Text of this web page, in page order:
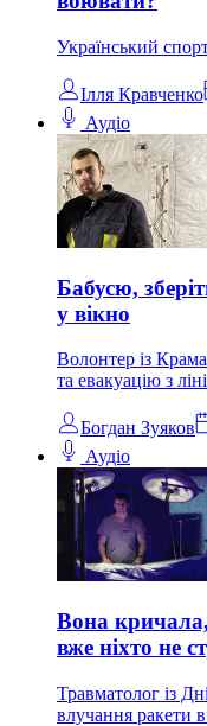
Український
Ілля Кравченко
Аудіо
Бабусю,
у вікно
Волонтер із
та евакуацію з
Богдан Зуяков
Аудіо
Вона
вже ніхто не
Травматолог із
влучання ракети